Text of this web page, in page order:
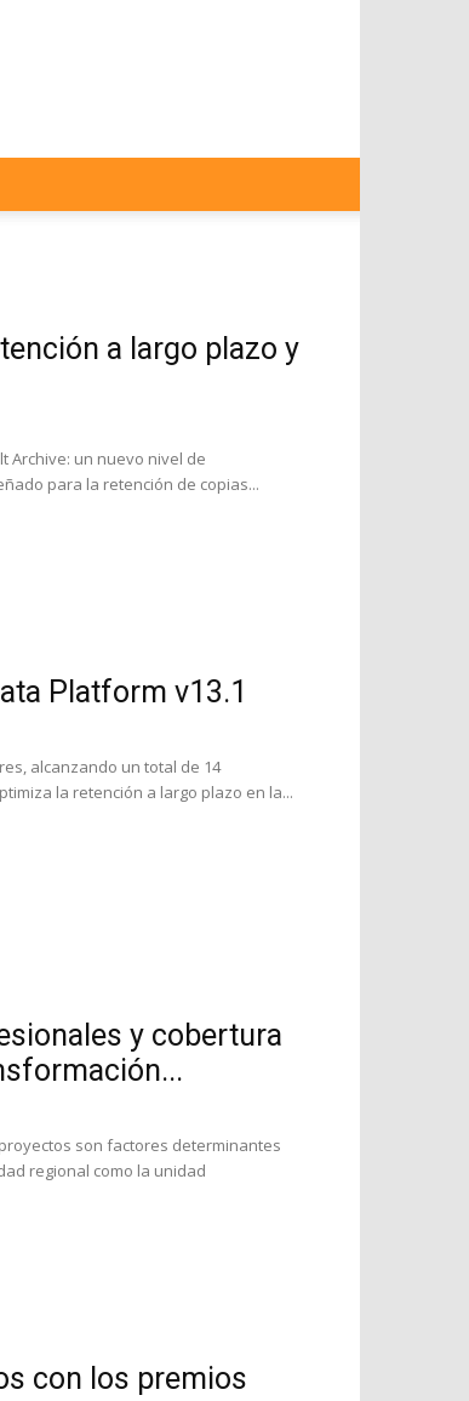
a largo plazo y
Archive: un nuevo nivel de
para la retención de copias...
Platform v13.1
alcanzando un total de 14
la retención a largo plazo en la...
y cobertura
son factores determinantes
regional como la unidad
con los premios